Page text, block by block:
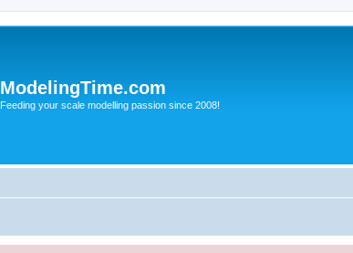
ModelingTime.com
Feeding your scale modelling passion since 2008!